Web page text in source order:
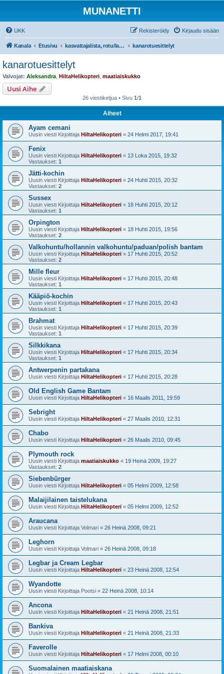
MUNANETTI
UKK Kirjaudu sisään
Rekisteröidy
Kanala Etusivu kasvattajalista, rotu/lajiesittelyt, siipikarjatarvikekaupat kanarotuesittelyt
kanarotuesittelyt
Valvojat: Aleksandra HiltaHelikopteri maatiaiskukko
Uusi Aihe
26 viestiketjua • Sivu 1/1
Aiheet
Ayam cemani
Uusin viesti Kirjoittaja HiltaHelikopteri « 24 Helmi 2017, 19:41
Fenix
Uusin viesti Kirjoittaja HiltaHelikopteri « 13 Loka 2015, 19:32
Vastaukset: 1
Jätti-kochin
Uusin viesti Kirjoittaja HiltaHelikopteri « 24 Huhti 2015, 20:32
Vastaukset: 2
Sussex
Uusin viesti Kirjoittaja HiltaHelikopteri « 18 Huhti 2015, 20:12
Vastaukset: 1
Orpington
Uusin viesti Kirjoittaja HiltaHelikopteri « 18 Huhti 2015, 19:56
Vastaukset: 2
Valkohuntu/hollannin valkohuntu/paduan/polish bantam
Uusin viesti Kirjoittaja HiltaHelikopteri « 17 Huhti 2015, 20:52
Vastaukset: 2
Mille fleur
Uusin viesti Kirjoittaja HiltaHelikopteri « 17 Huhti 2015, 20:48
Vastaukset: 1
Kääpiö-kochin
Uusin viesti Kirjoittaja HiltaHelikopteri « 17 Huhti 2015, 20:43
Vastaukset: 1
Brahmat
Uusin viesti Kirjoittaja HiltaHelikopteri « 17 Huhti 2015, 20:39
Vastaukset: 1
Silkkikana
Uusin viesti Kirjoittaja HiltaHelikopteri « 17 Huhti 2015, 20:34
Vastaukset: 1
Antwerpenin partakana
Uusin viesti Kirjoittaja HiltaHelikopteri « 17 Huhti 2015, 20:28
Old English Game Bantam
Uusin viesti Kirjoittaja HiltaHelikopteri « 16 Maalis 2011, 19:59
Sebright
Uusin viesti Kirjoittaja HiltaHelikopteri « 27 Maalis 2010, 12:31
Chabo
Uusin viesti Kirjoittaja HiltaHelikopteri « 26 Maalis 2010, 09:45
Plymouth rock
Uusin viesti Kirjoittaja maatiaiskukko « 19 Heinä 2009, 19:27
Vastaukset: 2
Siebenbürger
Uusin viesti Kirjoittaja HiltaHelikopteri « 05 Helmi 2009, 12:58
Malaijilainen taistelukana
Uusin viesti Kirjoittaja HiltaHelikopteri « 05 Helmi 2009, 12:52
Araucana
Uusin viesti Kirjoittaja Volmari « 26 Heinä 2008, 09:21
Leghorn
Uusin viesti Kirjoittaja Volmari « 26 Heinä 2008, 09:18
Legbar ja Cream Legbar
Uusin viesti Kirjoittaja HiltaHelikopteri « 23 Heinä 2008, 12:54
Wyandotte
Uusin viesti Kirjoittaja Pootsi « 22 Heinä 2008, 10:14
Ancona
Uusin viesti Kirjoittaja HiltaHelikopteri « 21 Heinä 2008, 21:51
Bankiva
Uusin viesti Kirjoittaja HiltaHelikopteri « 21 Heinä 2008, 21:33
Faverolle
Uusin viesti Kirjoittaja HiltaHelikopteri « 17 Helmi 2008, 00:10
Suomalainen maatiaiskana